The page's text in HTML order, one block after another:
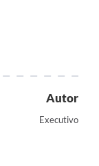
Autor
Executivo